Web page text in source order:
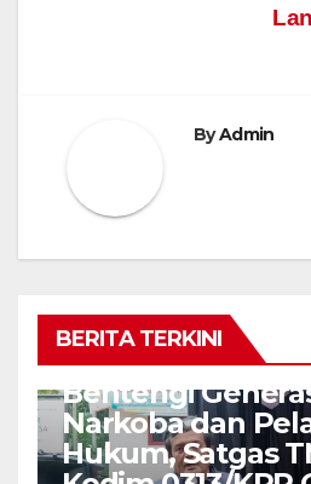
ByAdmin
BERITA TERKINI
Bentengi
Narkoba dan
Hukum, Satgas